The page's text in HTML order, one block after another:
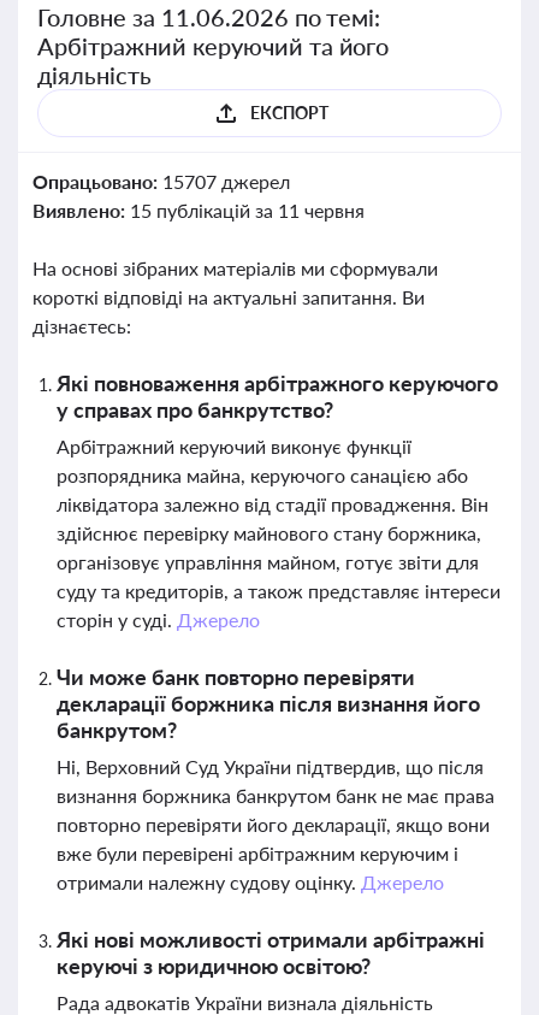
Головне за 11.06.2026 по темі:
Арбітражний керуючий та його
діяльність
ЕКСПОРТ
Опрацьовано: 15707 джерел
Виявлено: 15 публікацій за 11 червня
На основі зібраних матеріалів ми сформували
короткі відповіді на актуальні запитання. Ви
дізнаєтесь:
Які повноваження арбітражного керуючого
у справах про банкрутство?
Арбітражний керуючий виконує функції
розпорядника майна, керуючого санацією або
ліквідатора залежно від стадії провадження. Він
здійснює перевірку майнового стану боржника,
організовує управління майном, готує звіти для
суду та кредиторів, а також представляє інтереси
сторін у суді. Джерело
Чи може банк повторно перевіряти
декларації боржника після визнання його
банкрутом?
Ні, Верховний Суд України підтвердив, що після
визнання боржника банкрутом банк не має права
повторно перевіряти його декларації, якщо вони
вже були перевірені арбітражним керуючим і
отримали належну судову оцінку. Джерело
Які нові можливості отримали арбітражні
керуючі з юридичною освітою?
Рада адвокатів України визнала діяльність